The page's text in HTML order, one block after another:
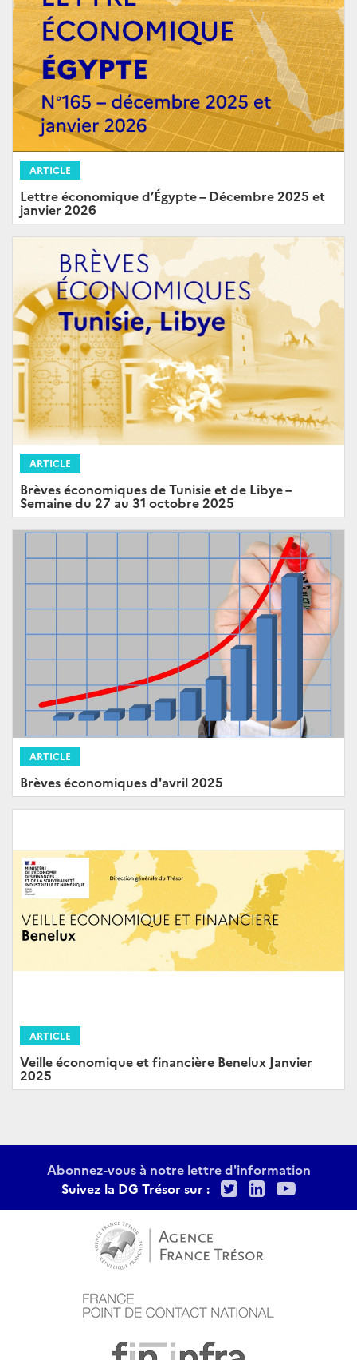
ARTICLE
Lettre économique d’Égypte – Décembre 2025 et
janvier 2026
ARTICLE
Brèves économiques de Tunisie et de Libye –
Semaine du 27 au 31 octobre 2025
ARTICLE
Brèves économiques d'avril 2025
ARTICLE
Veille économique et financière Benelux Janvier
2025
Abonnez-vous à notre lettre d'information
Suivez la DG Trésor sur :
TwitterLinkedIn